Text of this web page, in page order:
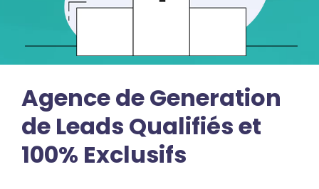
Agence de Generation
de Leads Qualifiés et
100% Exclusifs